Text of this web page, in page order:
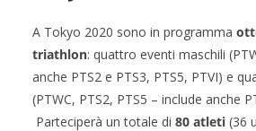
A Tokyo 2020 sono in programma
triathlon: quattro eventi maschili
anche PTS2 e PTS3, PTS5, PTVI) e
(PTWC, PTS2, PTS5 – include anche
Parteciperà un totale di 80 atleti (36